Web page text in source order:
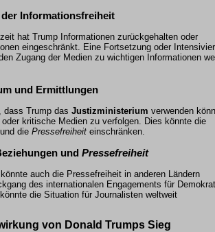
Informationsfreiheit
hat Trump Informationen zurückgehalten oder
eingeschränkt. Eine Fortsetzung oder
Zugang der Medien zu wichtigen Informationen
und Ermittlungen
dass Trump das Justizministerium verwenden
kritische Medien zu verfolgen. Dies könnte die
die Pressefreiheit einschränken.
und Pressefreiheit
auch die Pressefreiheit in anderen Ländern
des internationalen Engagements für
die Situation für Journalisten weltweit
von Donald Trumps Sieg